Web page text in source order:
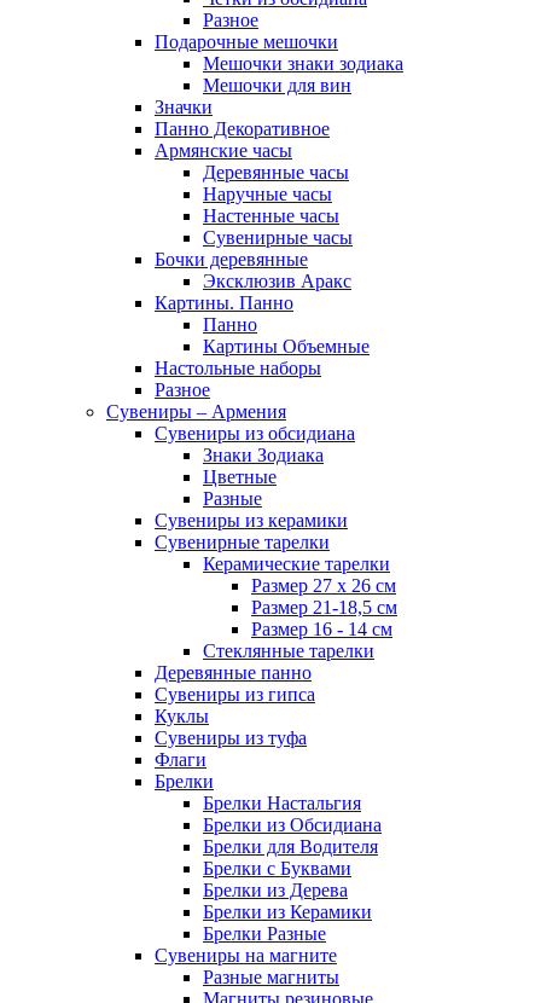
Разное
Подарочные мешочки
Мешочки знаки зодиака
Мешочки для вин
Значки
Панно Декоративное
Армянские часы
Деревянные часы
Наручные часы
Настенные часы
Сувенирные часы
Бочки деревянные
Эксклюзив Аракс
Картины. Панно
Панно
Картины Объемные
Настольные наборы
Разное
Сувениры – Армения
Сувениры из обсидиана
Знаки Зодиака
Цветные
Разные
Сувениры из керамики
Сувенирные тарелки
Керамические тарелки
Размер 27 х 26 см
Размер 21-18,5 см
Размер 16 - 14 см
Стеклянные тарелки
Деревянные панно
Сувениры из гипса
Куклы
Сувениры из туфа
Флаги
Брелки
Брелки Настальгия
Брелки из Обсидиана
Брелки для Водителя
Брелки с Буквами
Брелки из Дерева
Брелки из Керамики
Брелки Разные
Сувениры на магните
Разные магниты
Магниты резиновые